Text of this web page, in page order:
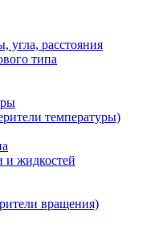
угла, расстояния
типа
температуры)
и жидкостей
вращения)